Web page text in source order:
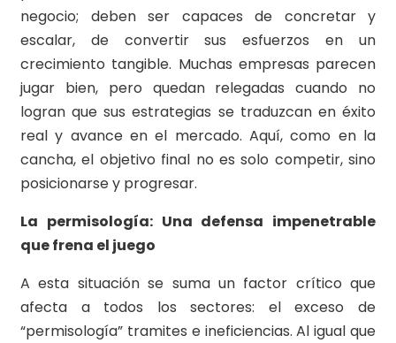
negocio; deben ser capaces de concretar y
escalar, de convertir sus esfuerzos en un
crecimiento tangible. Muchas empresas parecen
jugar bien, pero quedan relegadas cuando no
logran que sus estrategias se traduzcan en éxito
real y avance en el mercado. Aquí, como en la
cancha, el objetivo final no es solo competir, sino
posicionarse y progresar.
La permisología: Una defensa impenetrable
que frena el juego
A esta situación se suma un factor crítico que
afecta a todos los sectores: el exceso de
“permisología” tramites e ineficiencias. Al igual que